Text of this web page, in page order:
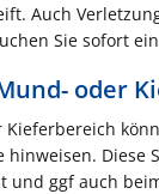
Auch
Sie sofort
oder
hinweisen.
und ggf auch